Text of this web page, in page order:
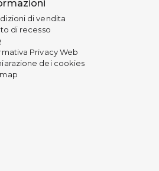
di vendita
di recesso
Privacy Web
dei cookies